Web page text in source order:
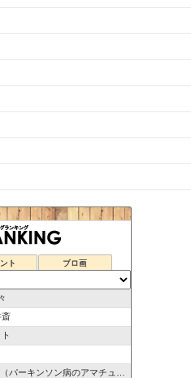
ト ブロ画
斎
ンソン病のアマチュア無線奮闘記）